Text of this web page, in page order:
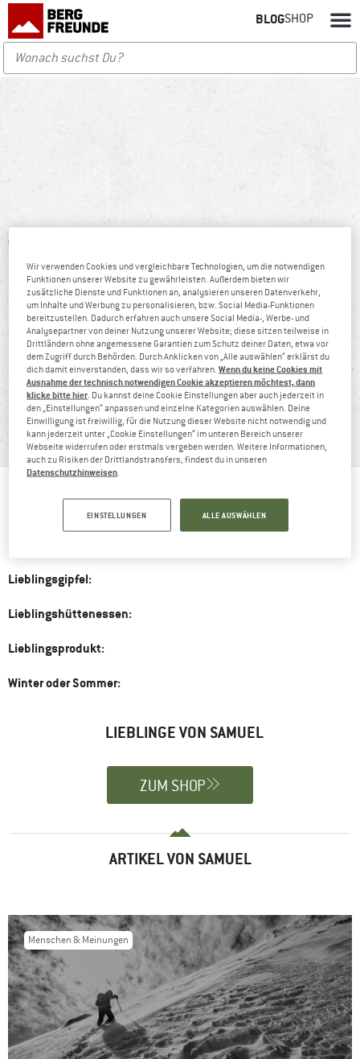
BLOGSHOP
BERGFREUND SAMUEL
Bergfreund seit:
Lieblingsgipfel:
Lieblingshüttenessen:
Lieblingsprodukt:
Winter oder Sommer:
LIEBLINGE VON SAMUEL
ZUM SHOP
ARTIKEL VON SAMUEL
Menschen & Meinungen
Wir verwenden Cookies und vergleichbare Technologien, um die notwendigen
Funktionen unserer Website zu gewährleisten. Außerdem bieten wir
zusätzliche Dienste und Funktionen an, analysieren unseren Datenverkehr,
um Inhalte und Werbung zu personalisieren, bzw. Social Media-Funktionen
bereitzustellen. Dadurch erfahren auch unsere Social Media-, Werbe- und
Analysepartner von deiner Nutzung unserer Website; diese sitzen teilweise in
Drittländern ohne angemessene Garantien zum Schutz deiner Daten, etwa vor
dem Zugriff durch Behörden. Durch Anklicken von „Alle auswählen“ erklärst du
dich damit einverstanden, dass wir so verfahren.Wenn du keine Cookies mit
Ausnahme der technisch notwendigen Cookie akzeptieren möchtest, dann
klicke bitte hier. Du kannst deine Cookie Einstellungen aber auch jederzeit in
den „Einstellungen“ anpassen und einzelne Kategorien auswählen. Deine
Einwilligung ist freiwillig, für die Nutzung dieser Website nicht notwendig und
kann jederzeit unter „Cookie Einstellungen“ im unteren Bereich unserer
Webseite widerrufen oder erstmals vergeben werden. Weitere Informationen,
auch zu Risiken der Drittlandstransfers, findest du in unseren
Datenschutzhinweisen.
EINSTELLUNGEN ALLE AUSWÄHLEN